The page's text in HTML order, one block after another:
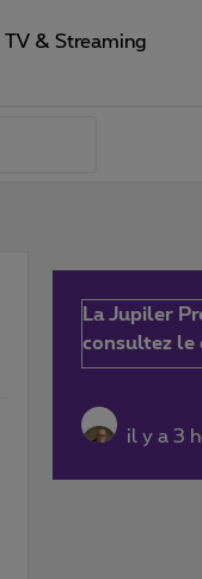
TV & Streaming
La Jupiler
consultez le
il y a 3